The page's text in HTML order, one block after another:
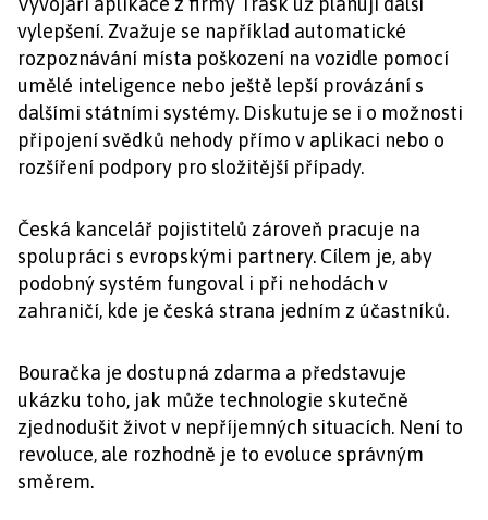
vylepšení. Zvažuje se například automatické
rozpoznávání místa poškození na vozidle pomocí
umělé inteligence nebo ještě lepší provázání s
dalšími státními systémy. Diskutuje se i o možnosti
připojení svědků nehody přímo v aplikaci nebo o
rozšíření podpory pro složitější případy.
Česká kancelář pojistitelů zároveň pracuje na
spolupráci s evropskými partnery. Cílem je, aby
podobný systém fungoval i při nehodách v
zahraničí, kde je česká strana jedním z účastníků.
Bouračka je dostupná zdarma a představuje
ukázku toho, jak může technologie skutečně
zjednodušit život v nepříjemných situacích. Není to
revoluce, ale rozhodně je to evoluce správným
směrem.